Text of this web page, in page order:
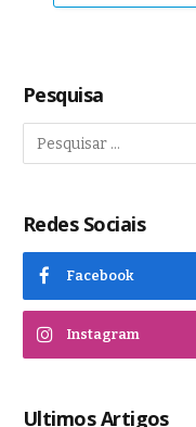
Pesquisa
Redes Sociais
Facebook
Instagram
Ultimos Artigos